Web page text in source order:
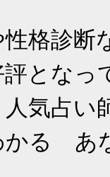
格診断
となっ
気占い
かる あ